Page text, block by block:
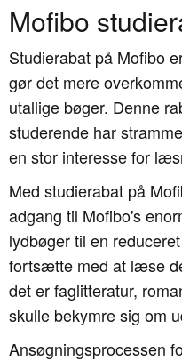
Mofibo
Studierabat på Mofibo
gør det mere
utallige bøger. Denne
studerende har
en stor interesse for
Med studierabat på
adgang til Mofibo's
lydbøger til en
fortsætte med at læse
det er faglitteratur,
skulle bekymre sig om
Ansøgningsprocessen